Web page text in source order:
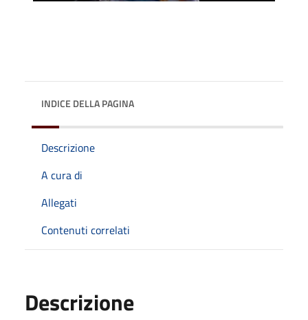
INDICE DELLA PAGINA
Descrizione
A cura di
Allegati
Contenuti correlati
Descrizione